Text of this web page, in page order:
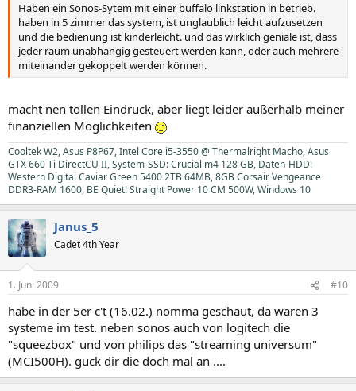
Haben ein Sonos-Sytem mit einer buffalo linkstation in betrieb.
haben in 5 zimmer das system, ist unglaublich leicht aufzusetzen
und die bedienung ist kinderleicht. und das wirklich geniale ist, dass
jeder raum unabhängig gesteuert werden kann, oder auch mehrere
miteinander gekoppelt werden können.
macht nen tollen Eindruck, aber liegt leider außerhalb meiner
finanziellen Möglichkeiten
Cooltek W2, Asus P8P67, Intel Core i5-3550 @ Thermalright Macho, Asus
GTX 660 Ti DirectCU II, System-SSD: Crucial m4 128 GB, Daten-HDD:
Western Digital Caviar Green 5400 2TB 64MB, 8GB Corsair Vengeance
DDR3-RAM 1600, BE Quiet! Straight Power 10 CM 500W, Windows 10
Janus_5
Cadet 4th Year
1. Juni 2009 #10
habe in der 5er c't (16.02.) nomma geschaut, da waren 3
systeme im test. neben sonos auch von logitech die
"squeezbox" und von philips das "streaming universum"
(MCI500H). guck dir die doch mal an ....